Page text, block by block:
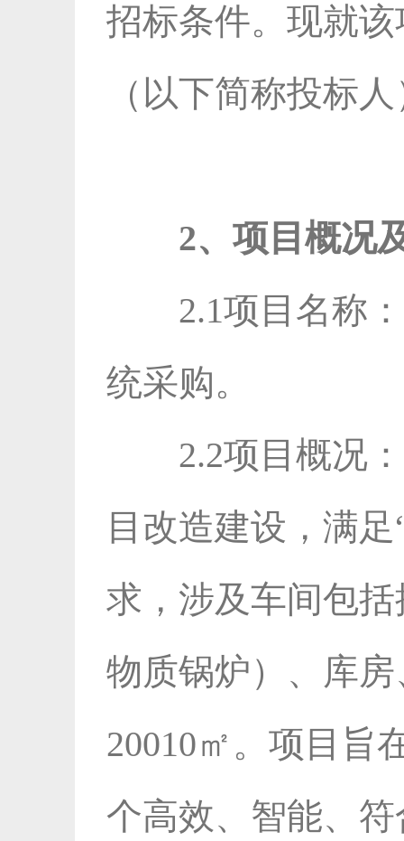
招标条件。现就
（以下简称投标
2、项目概况
2.1项目名称
统采购。
2.2项目概况
目改造建设，满
求，涉及车间包
物质锅炉）、库
20010㎡。项目旨
个高效、智能、